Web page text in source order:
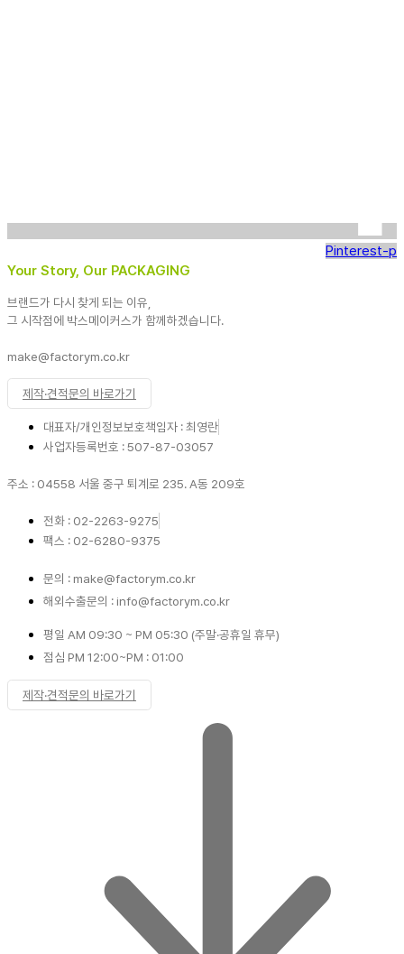
Pinterest-p
Your Story, Our PACKAGING
브랜드가 다시 찾게 되는 이유,
그 시작점에 박스메이커스가 함께하겠습니다.
make@factorym.co.kr
제작·견적문의 바로가기
대표자/개인정보보호책임자 : 최영란
사업자등록번호 : 507-87-03057
주소 : 04558 서울 중구 퇴계로 235. A동 209호
전화 : 02-2263-9275
팩스 : 02-6280-9375
문의 : make@factorym.co.kr
해외수출문의 : info@factorym.co.kr
평일 AM 09:30 ~ PM 05:30 (주말·공휴일 휴무)
점심 PM 12:00~PM : 01:00
제작·견적문의 바로가기